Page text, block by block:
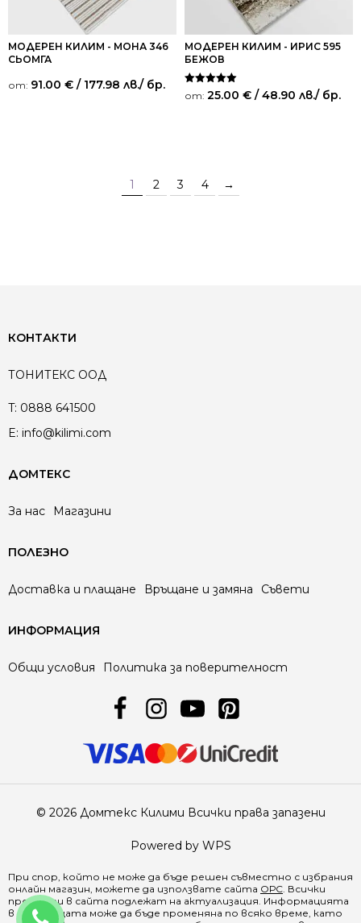
0888 641500
МОДЕРЕН КИЛИМ - МОНА 346
СЬОМГА
от: 91.00 € / 177.98 лв./ бр.
МОДЕРЕН КИЛИМ - ИРИС 595
БЕЖОВ
Оценено на
5.00
от: 25.00 € / 48.90 лв./ бр.
1 2 3 4 →
КОНТАКТИ
ТОНИТЕКС ООД
T: 0888 641500
E: info@kilimi.com
ДОМТЕКС
За нас Магазини
ПОЛЕЗНО
Доставка и плащане Връщане и замяна Съвети
ИНФОРМАЦИЯ
Общи условия Политика за поверителност
© 2026 Домтекс Килими Всички права запазени
Powered by WPS
При спор, който не може да бъде решен съвместно с избрания
онлайн магазин, можете да използвате сайта ОРС . Всички
продукти в сайта подлежат на актуализация. Информацията
в страницата може да бъде променяна по всяко време, като